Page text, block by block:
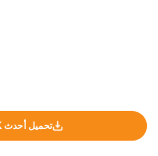
تحميل أحدث APK